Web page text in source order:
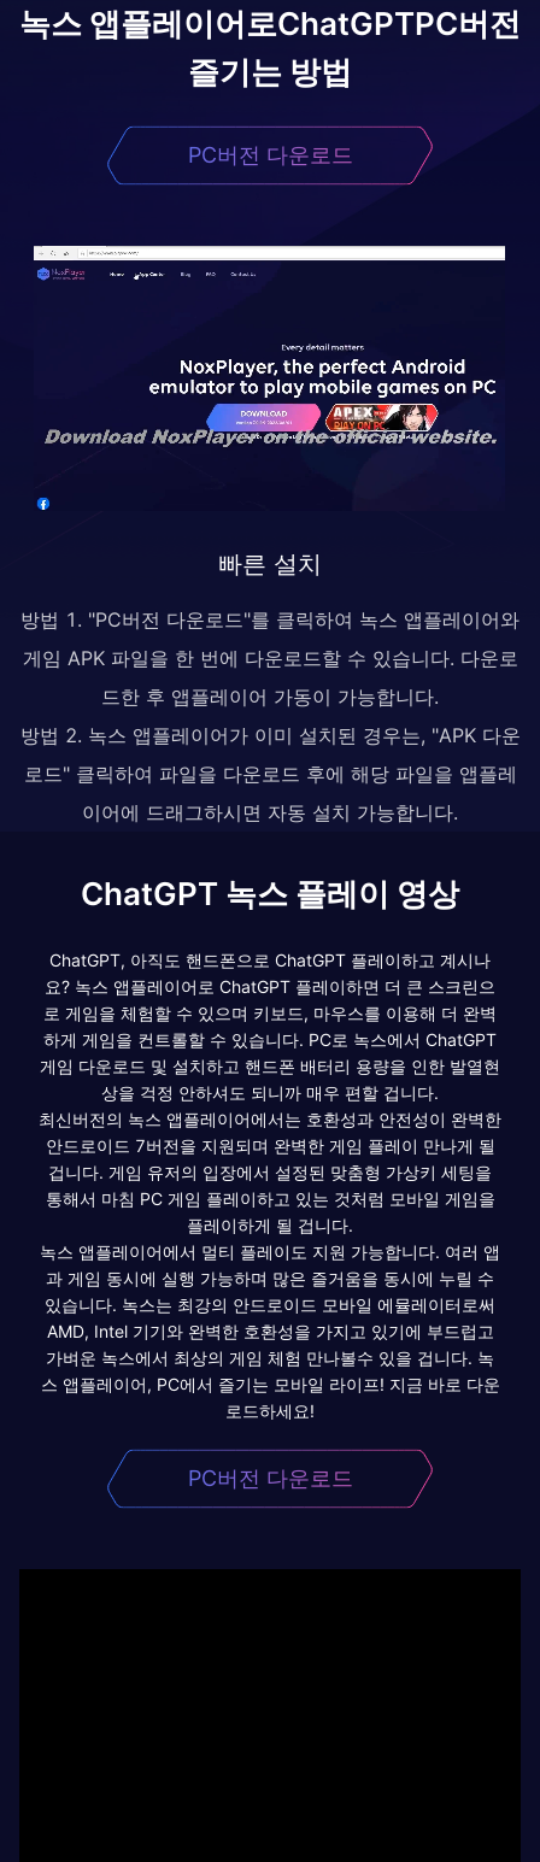
녹스 앱플레이어로ChatGPTPC버전
즐기는 방법
PC버전 다운로드
빠른 설치
방법 1. "PC버전 다운로드"를 클릭하여 녹스 앱플레이어와
게임 APK 파일을 한 번에 다운로드할 수 있습니다. 다운로
드한 후 앱플레이어 가동이 가능합니다.
방법 2. 녹스 앱플레이어가 이미 설치된 경우는, "APK 다운
로드" 클릭하여 파일을 다운로드 후에 해당 파일을 앱플레
이어에 드래그하시면 자동 설치 가능합니다.
ChatGPT 녹스 플레이 영상
ChatGPT, 아직도 핸드폰으로 ChatGPT 플레이하고 계시나
요? 녹스 앱플레이어로 ChatGPT 플레이하면 더 큰 스크린으
로 게임을 체험할 수 있으며 키보드, 마우스를 이용해 더 완벽
하게 게임을 컨트롤할 수 있습니다. PC로 녹스에서 ChatGPT
게임 다운로드 및 설치하고 핸드폰 배터리 용량을 인한 발열현
상을 걱정 안하셔도 되니까 매우 편할 겁니다.
최신버전의 녹스 앱플레이어에서는 호환성과 안전성이 완벽한
안드로이드 7버전을 지원되며 완벽한 게임 플레이 만나게 될
겁니다. 게임 유저의 입장에서 설정된 맞춤형 가상키 세팅을
통해서 마침 PC 게임 플레이하고 있는 것처럼 모바일 게임을
플레이하게 될 겁니다.
녹스 앱플레이어에서 멀티 플레이도 지원 가능합니다. 여러 앱
과 게임 동시에 실행 가능하며 많은 즐거움을 동시에 누릴 수
있습니다. 녹스는 최강의 안드로이드 모바일 에뮬레이터로써
AMD, Intel 기기와 완벽한 호환성을 가지고 있기에 부드럽고
가벼운 녹스에서 최상의 게임 체험 만나볼수 있을 겁니다. 녹
스 앱플레이어, PC에서 즐기는 모바일 라이프! 지금 바로 다운
로드하세요!
PC버전 다운로드